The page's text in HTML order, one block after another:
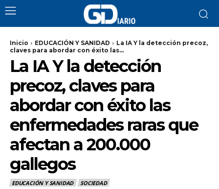
Inicio EDUCACIÓN Y SANIDAD
La IA Y la detección precoz,
claves para abordar con éxito las...
La IA Y la detección
precoz, claves para
abordar con éxito las
enfermedades raras que
afectan a 200.000
gallegos
EDUCACIÓN Y SANIDAD SOCIEDAD